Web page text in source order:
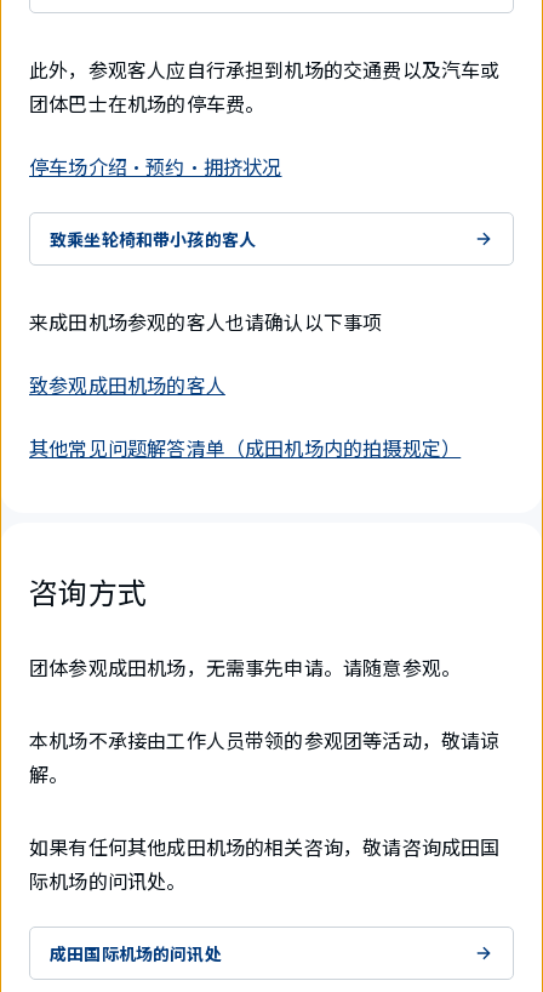
此外，参观客人应自行承担到机场的交通费以及汽车或
团体巴士在机场的停车费。
停车场介绍・预约・拥挤状况
致乘坐轮椅和带小孩的客人
来成田机场参观的客人也请确认以下事项
致参观成田机场的客人
其他常见问题解答清单（成田机场内的拍摄规定）
咨询方式
团体参观成田机场，无需事先申请。请随意参观。
本机场不承接由工作人员带领的参观团等活动，敬请谅
解。
如果有任何其他成田机场的相关咨询，敬请咨询成田国
际机场的问讯处。
成田国际机场的问讯处